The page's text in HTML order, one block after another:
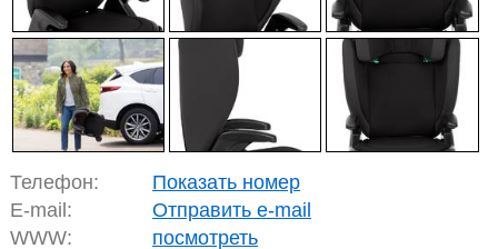
Телефон:
Показать номер
E-mail:
Отправить e-mail
WWW:
посмотреть